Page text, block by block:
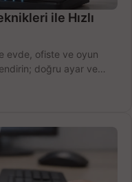
ile Hızlı
evde, ofiste ve oyun
doğru ayar ve